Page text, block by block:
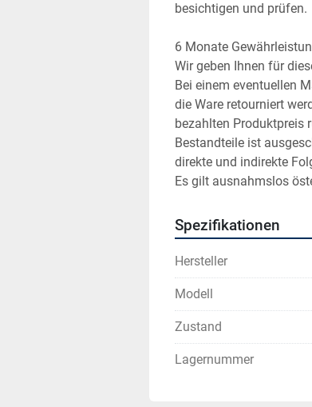
besichtigen und prüfen.
6 Monate
Wir geben Ihnen für
Bei einem eventuellen
die Ware retourniert
bezahlten Produktpreis
Bestandteile ist
direkte und indirekte
Es gilt ausnahmslos
Spezifikationen
Hersteller
Modell
Zustand
Lagernummer